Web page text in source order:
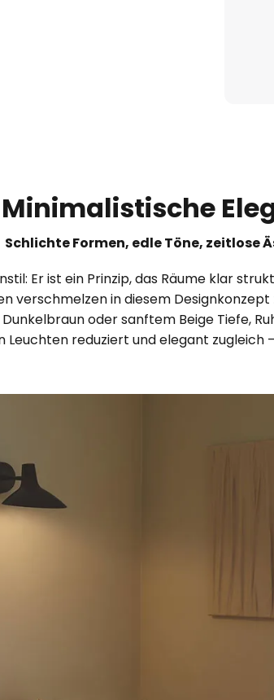
Minimalistische
Schlichte Formen, edle Töne, zeitlose
Er ist ein Prinzip, das Räume klar
verschmelzen in diesem
oder sanftem Beige Tiefe,
Leuchten reduziert und elegant zugleich